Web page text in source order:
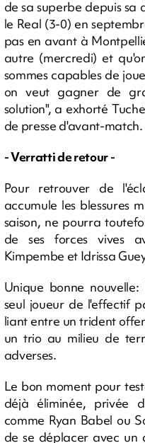
de sa superbe depuis
le Real (3-0) en
pas en avant à
autre (mercredi) et
sommes capables de
on veut gagner de
solution", a exhorté
de presse d'avant-match.
- Verratti de retour -
Pour retrouver de
accumule les blessures
saison, ne pourra
de ses forces vives
Kimpembe et Idrissa
Unique bonne
seul joueur de l'effectif
liant entre un trident
un trio au milieu de
adverses.
Le bon moment pour
déjà éliminée, privée
comme Ryan Babel ou
de se déplacer avec un